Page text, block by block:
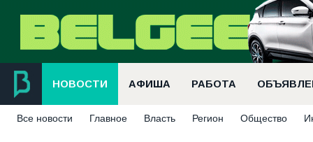
НОВОСТИ АФИША РАБОТА
Все новости Главное Власть Регион Общество